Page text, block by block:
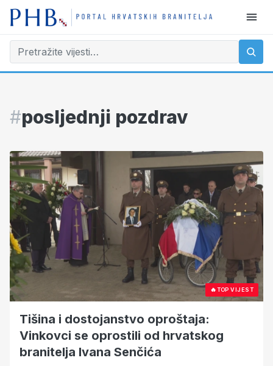
#posljednji pozdrav
🔥TOP VIJEST
Tišina i dostojanstvo oproštaja:
Vinkovci se oprostili od hrvatskog
branitelja Ivana Senčića